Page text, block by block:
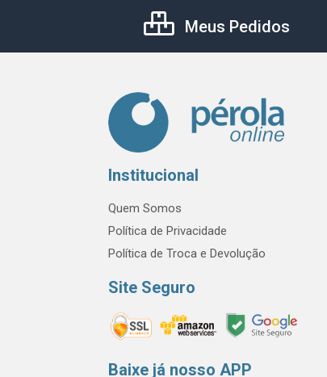
Meus Pedidos
Institucional
Quem Somos
Política de Privacidade
Política de Troca e Devolução
Site Seguro
Baixe já nosso APP